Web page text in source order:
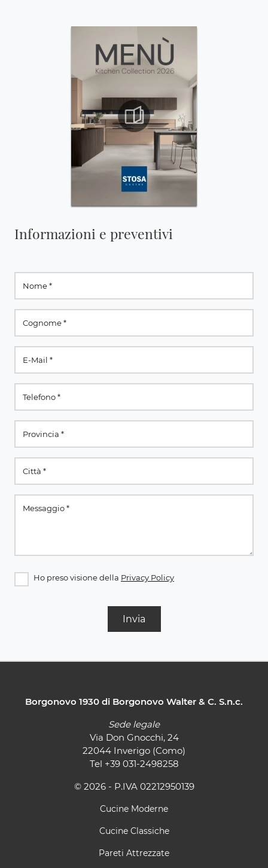
Informazioni e preventivi
Ho preso visione della Privacy Policy
Invia
Borgonovo 1930 di Borgonovo Walter & C. S.n.c.
Sede legale
Via Don Gnocchi, 24
22044 Inverigo (Como)
Tel +39 031-2498258
© 2026 - P.IVA 02212950139
Cucine Moderne
Cucine Classiche
Pareti Attrezzate